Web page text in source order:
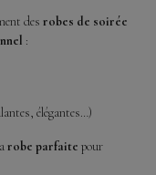
des robes de soirée
:
élégantes…)
robe parfaite pour